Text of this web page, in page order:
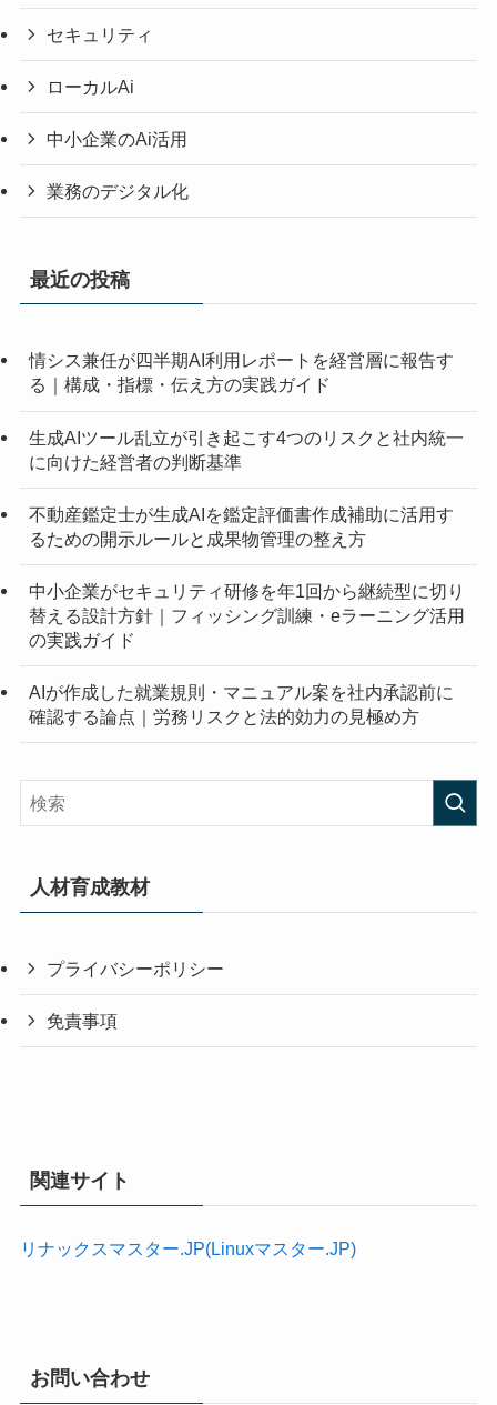
セキュリティ
ローカルAi
中小企業のAi活用
業務のデジタル化
最近の投稿
情シス兼任が四半期AI利用レポートを経営層に報告す
る｜構成・指標・伝え方の実践ガイド
生成AIツール乱立が引き起こす4つのリスクと社内統一
に向けた経営者の判断基準
不動産鑑定士が生成AIを鑑定評価書作成補助に活用す
るための開示ルールと成果物管理の整え方
中小企業がセキュリティ研修を年1回から継続型に切り
替える設計方針｜フィッシング訓練・eラーニング活用
の実践ガイド
AIが作成した就業規則・マニュアル案を社内承認前に
確認する論点｜労務リスクと法的効力の見極め方
人材育成教材
プライバシーポリシー
免責事項
関連サイト
リナックスマスター.JP(Linuxマスター.JP)
お問い合わせ